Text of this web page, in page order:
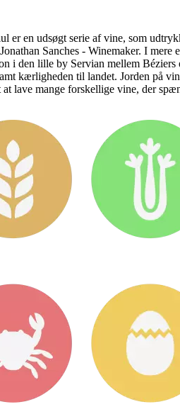
er en udsøgt serie af vine, som
Sanches - Winemaker. I
i den lille by Servian mellem
kærligheden til landet. Jorden på
lave mange forskellige vine, der